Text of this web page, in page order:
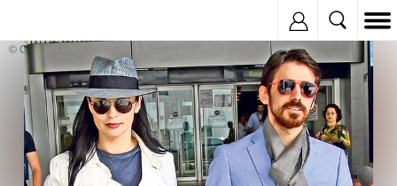
© Copyright: MEDIAFAX